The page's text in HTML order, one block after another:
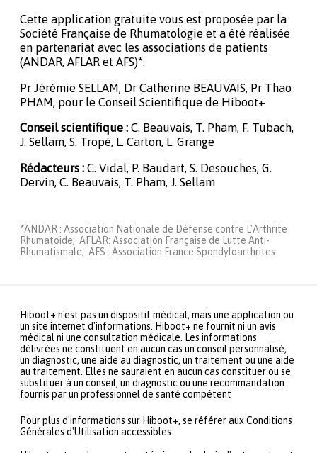
Cette application gratuite vous est proposée par la
Société Française de Rhumatologie et a été réalisée
en partenariat avec les associations de patients
(ANDAR, AFLAR et AFS)*.
Pr Jérémie SELLAM, Dr Catherine BEAUVAIS, Pr Thao
PHAM, pour le Conseil Scientifique de Hiboot+
Conseil scientifique : C. Beauvais, T. Pham, F. Tubach,
J. Sellam, S. Tropé, L. Carton, L. Grange
Rédacteurs : C. Vidal, P. Baudart, S. Desouches, G.
Dervin, C. Beauvais, T. Pham, J. Sellam
*ANDAR : Association Nationale de Défense contre L'Arthrite
Rhumatoide; AFLAR: Association Française de Lutte Anti-
Rhumatismale; AFS : Association France Spondyloarthrites
Hiboot+ n'est pas un dispositif médical, mais une application ou
un site internet d'informations. Hiboot+ ne fournit ni un avis
médical ni une consultation médicale. Les informations
délivrées ne constituent en aucun cas un conseil personnalisé,
un diagnostic, une aide au diagnostic, un traitement ou une aide
au traitement. Elles ne sauraient en aucun cas constituer ou se
substituer à un conseil, un diagnostic ou une recommandation
fournis par un professionnel de santé compétent
Pour plus d'informations sur Hiboot+, se référer aux Conditions
Générales d'Utilisation accessibles.